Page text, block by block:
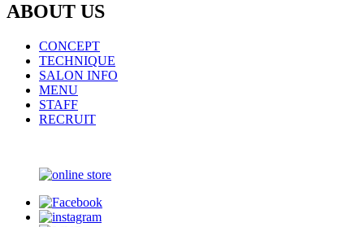
ABOUT US
CONCEPT
TECHNIQUE
SALON INFO
MENU
STAFF
RECRUIT